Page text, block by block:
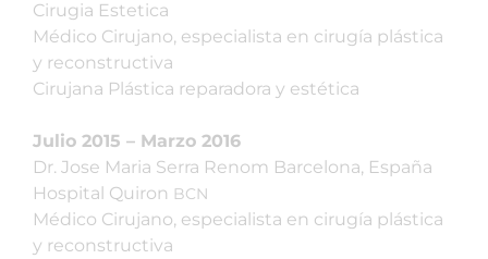
Cirugia Estetica
Médico Cirujano, especialista en cirugía plástica
y reconstructiva
Cirujana Plástica reparadora y estética
Julio 2015 – Marzo 2016
Dr. Jose Maria Serra Renom Barcelona, España
Hospital Quiron BCN
Médico Cirujano, especialista en cirugía plástica
y reconstructiva